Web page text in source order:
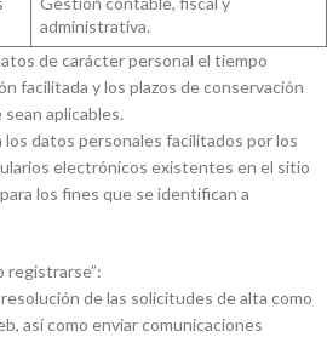
administrativa.
de carácter personal el tiempo
facilitada y los plazos de conservación
aplicables.
los datos personales facilitados por los
electrónicos existentes en el sitio
los fines que se identifican a
registrarse”:
de las solicitudes de alta como
así como enviar comunicaciones